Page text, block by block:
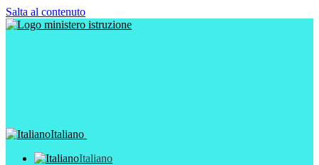
Salta al contenuto
Italiano
Italiano